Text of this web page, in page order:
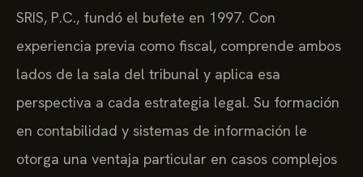
SRIS, P.C., fundó el bufete en 1997. Con
experiencia previa como fiscal, comprende ambos
lados de la sala del tribunal y aplica esa
perspectiva a cada estrategia legal. Su formación
en contabilidad y sistemas de información le
otorga una ventaja particular en casos complejos